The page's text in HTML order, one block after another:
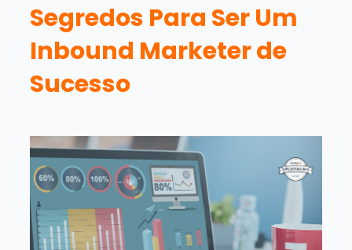
Segredos Para Ser Um
Inbound Marketer de
Sucesso